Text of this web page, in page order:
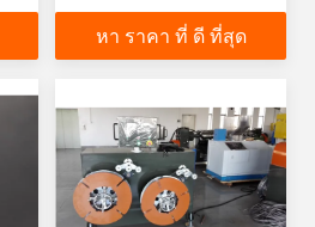
เครื่อง
หา ราคา ที่ ดี ที่สุด